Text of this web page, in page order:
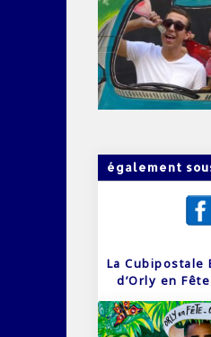
également
La Cubipostale
d’Orly en